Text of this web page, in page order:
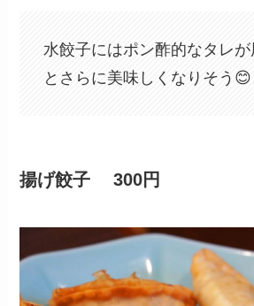
水餃子にはポン酢的なタレ
とさらに美味しくなりそう😊
揚げ餃子 300円